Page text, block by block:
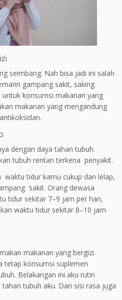
seimbang. Nah bisa jadi ini salah
gampang sakit, saking
konsumsi makanan yang
makanan yang mengandung
dengan daya tahan tubuh.
tubuh rentan terkena penyakit.
tidur kamu cukup dan lelap,
sakit. Orang dewasa
tidur sekitar 7–9 jam per hari,
waktu tidur sekitar 8–10 jam
makanan yang bergizi
tetap konsumsi suplemen
Belakangan ini aku rutin
tubuh aku. Dari sisi rasa juga